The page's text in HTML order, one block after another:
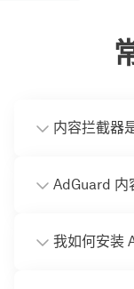
内容拦截器
AdGuard 内
我如何安装